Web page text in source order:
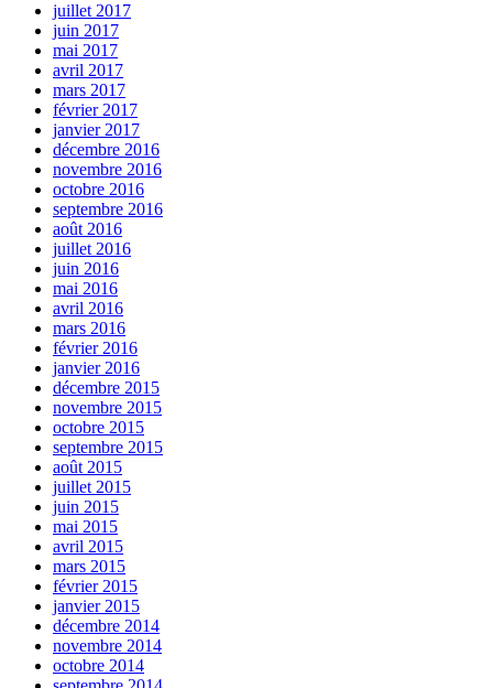
juillet 2017
juin 2017
mai 2017
avril 2017
mars 2017
février 2017
janvier 2017
décembre 2016
novembre 2016
octobre 2016
septembre 2016
août 2016
juillet 2016
juin 2016
mai 2016
avril 2016
mars 2016
février 2016
janvier 2016
décembre 2015
novembre 2015
octobre 2015
septembre 2015
août 2015
juillet 2015
juin 2015
mai 2015
avril 2015
mars 2015
février 2015
janvier 2015
décembre 2014
novembre 2014
octobre 2014